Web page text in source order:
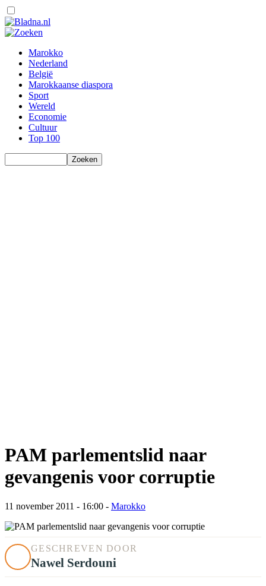
Marokko
Nederland
België
Marokkaanse diaspora
Sport
Wereld
Economie
Cultuur
Top 100
PAM parlementslid naar
gevangenis voor corruptie
11 november 2011 - 16:00 - Marokko
GESCHREVEN DOOR
Nawel Serdouni